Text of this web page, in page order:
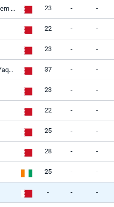
Abdulrahman Jamal Mubarak Salem Abdulla 23 - -
22 - -
23 - -
Ahmed Abdulnabi Ahmed Yusuf Yaqoob 37 - -
23 - -
22 - -
25 - -
28 - -
25 - -
- - -